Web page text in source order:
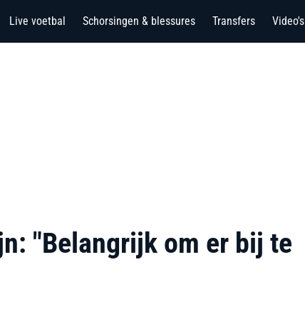
Live voetbal Schorsingen & blessures Transfers Video's
"Belangrijk om er bij te